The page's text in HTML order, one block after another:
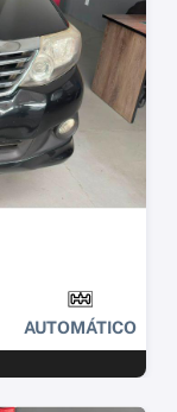
AUTOMÁTICO